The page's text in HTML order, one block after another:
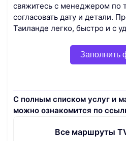
свяжитесь с менеджером по
согласовать дату и детали.
Таиланде легко, быстро и с
Заполнить
С полным списком услуг и
можно ознакомится по
Все маршруты